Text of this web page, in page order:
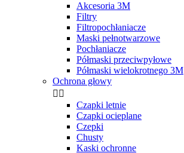
Akcesoria 3M
Filtry
Filtropochłaniacze
Maski pełnotwarzowe
Pochłaniacze
Półmaski przeciwpyłowe
Półmaski wielokrotnego 3M
Ochrona głowy
 
Czapki letnie
Czapki ocieplane
Czepki
Chusty
Kaski ochronne